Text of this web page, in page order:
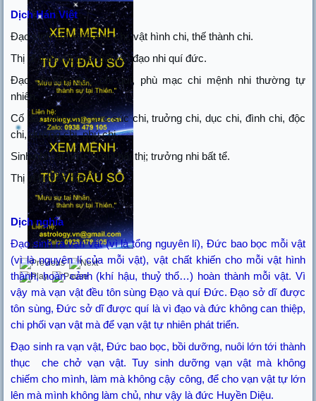
Dịch Hán Việt
Đạo sinh chi,đức súc chi, vật hình chi, thế thành chi.
Thị dĩ vạn vật mạc bất tônđạo nhi quíđức.
Đạo chi tôn,đức chi quí, phù mạc chi mệnh nhi thường tự
nhiên.
Cố
đạo sinh chi,đức súc chi, truởng chi, dục chi, đình chi, độc
chi, dưỡng chi, phú chi.
Sinh nhi bất hữu, vi nhi bất thị; trưởng nhi bất tể.
Thị vị huyềnđức.
Dịch nghĩa
Đạo sinh ra vạn vật (vì là tổng nguyên lí), Đức bao bọc mỗi vật
(vì là nguyên lí của mỗi vật), vật chất khiến cho mỗi vật hình
thành, hoàn cảnh (khí hậu, thuỷ thổ…) hoàn thành mỗi vật. Vì
vậy mà vạn vật đều tôn sùng Đạo và quí Đức. Đạo sở dĩ được
tôn sùng, Đức sở dĩ được quí là vì đạo và đức không can thiệp,
chi phối vạn vật mà để vạn vật tự nhiên phát triển.
Đạo sinh ra vạn vật, Đức bao bọc, bồi dưỡng, nuôi lớn tới thành
thục
che chở vạn vật. Tuy sinh dưỡng vạn vật mà không
chiếm cho mình, làm mà không cậy công, để cho vạn vật tự lớn
lên mà mình không làm chủ, như vậy làđức Huyền Diệu.